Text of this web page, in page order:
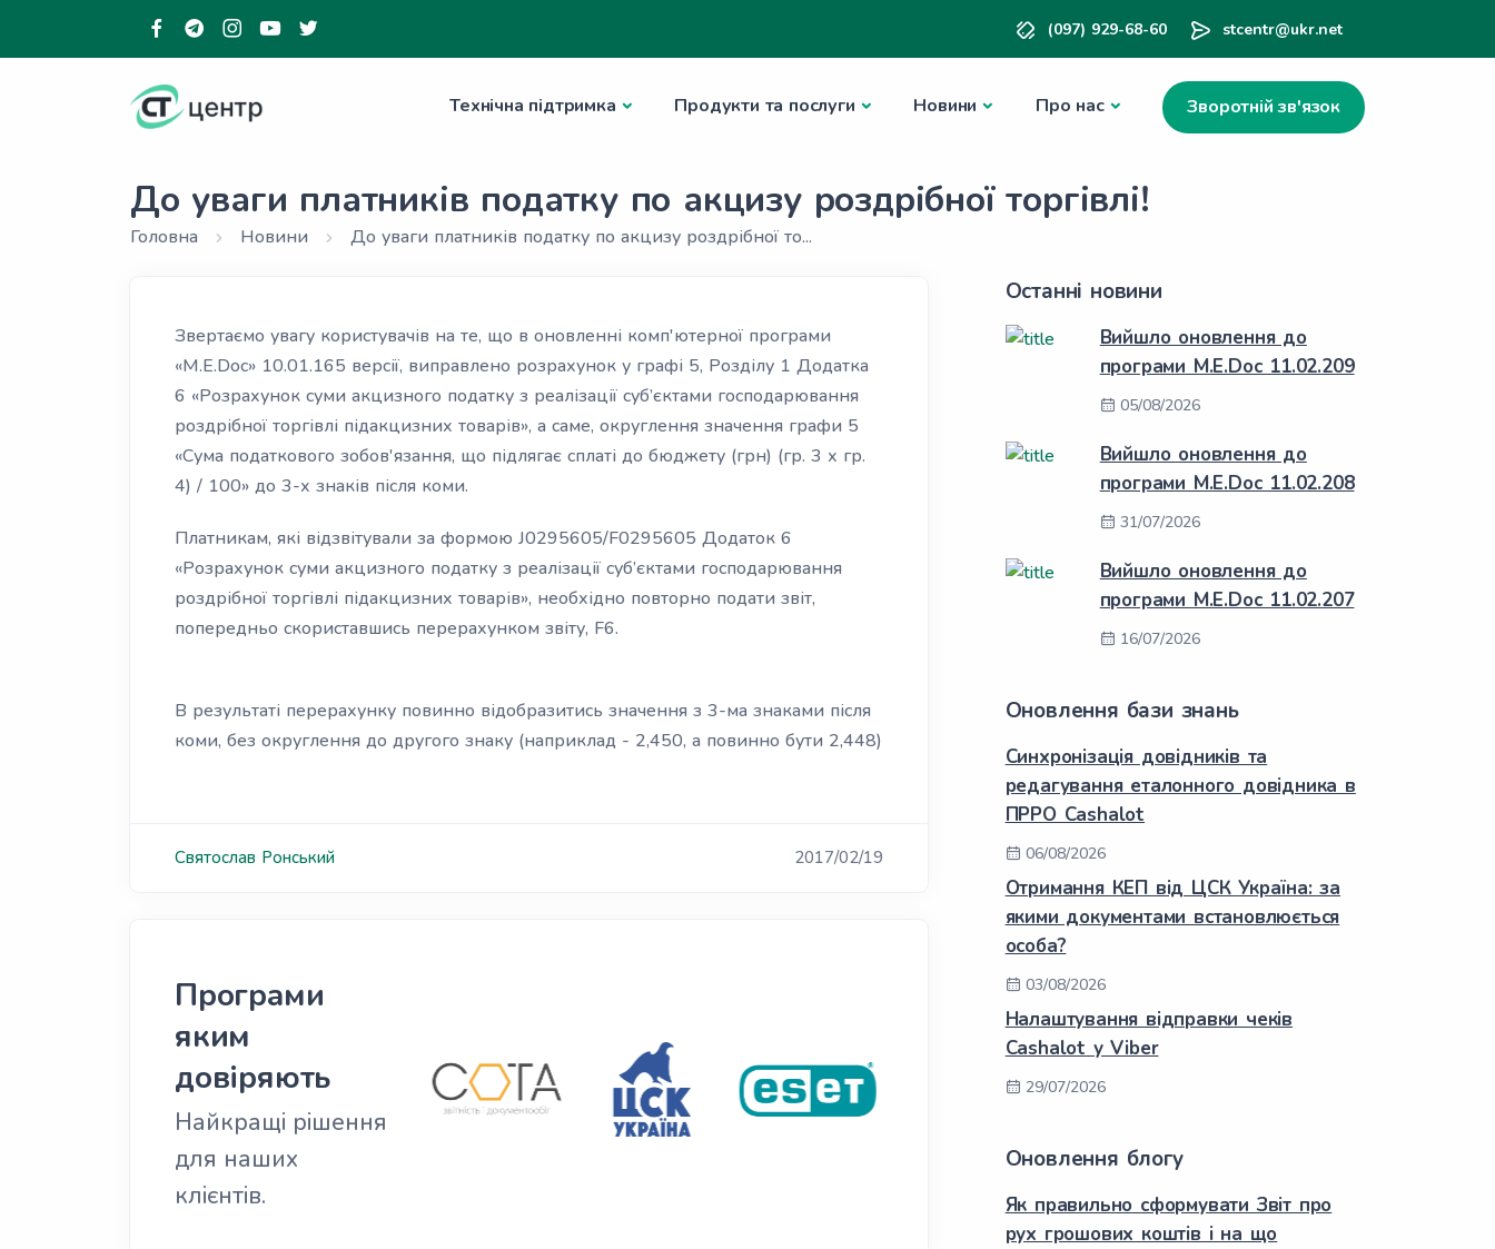
(097) 929-68-60 stcentr@ukr.net
Технічна підтримка Продукти та послуги Новини Про нас Зворотній зв'язок
До уваги платників податку по акцизу роздрібної торгівлі!
Головна Новини До уваги платників податку по акцизу роздрібної то...
Звертаємо увагу користувачів на те, що в оновленні комп'ютерної програми
«M.E.Doc» 10.01.165 версії, виправлено розрахунок у графі 5, Розділу 1 Додатка
6 «Розрахунок суми акцизного податку з реалізації суб’єктами господарювання
роздрібної торгівлі підакцизних товарів», а саме, округлення значення графи 5
«Сума податкового зобов'язання, що підлягає сплаті до бюджету (грн) (гр. 3 х гр.
4) / 100» до 3-х знаків після коми.
Платникам, які відзвітували за формою J0295605/F0295605 Додаток 6
«Розрахунок суми акцизного податку з реалізації суб’єктами господарювання
роздрібної торгівлі підакцизних товарів», необхідно повторно подати звіт,
попередньо скориставшись перерахунком звіту, F6.
В результаті перерахунку повинно відобразитись значення з 3-ма знаками після
коми, без округлення до другого знаку (наприклад - 2,450, а повинно бути 2,448)
Святослав Ронський 2017/02/19
Програми
яким
довіряють
Найкращі рішення
для наших
клієнтів.
Останні новини
Вийшло оновлення до
програми M.E.Doc 11.02.209
05/08/2026
Вийшло оновлення до
програми M.E.Doc 11.02.208
31/07/2026
Вийшло оновлення до
програми M.E.Doc 11.02.207
16/07/2026
Оновлення бази знань
Синхронізація довідників та
редагування еталонного довідника в
ПРРО Cashalot
06/08/2026
Отримання КЕП від ЦСК Україна: за
якими документами встановлюється
особа?
03/08/2026
Налаштування відправки чеків
Cashalot у Viber
29/07/2026
Оновлення блогу
Як правильно сформувати Звіт про
рух грошових коштів і на що